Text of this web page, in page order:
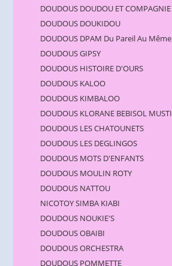
DOUDOUS DOUDOU ET COMPAGNIE
DOUDOUS DOUKIDOU
DOUDOUS DPAM Du Pareil Au Même
DOUDOUS GIPSY
DOUDOUS HISTOIRE D'OURS
DOUDOUS KALOO
DOUDOUS KIMBALOO
DOUDOUS KLORANE BEBISOL MUSTI
DOUDOUS LES CHATOUNETS
DOUDOUS LES DEGLINGOS
DOUDOUS MOTS D'ENFANTS
DOUDOUS MOULIN ROTY
DOUDOUS NATTOU
NICOTOY SIMBA KIABI
DOUDOUS NOUKIE'S
DOUDOUS OBAIBI
DOUDOUS ORCHESTRA
DOUDOUS POMMETTE